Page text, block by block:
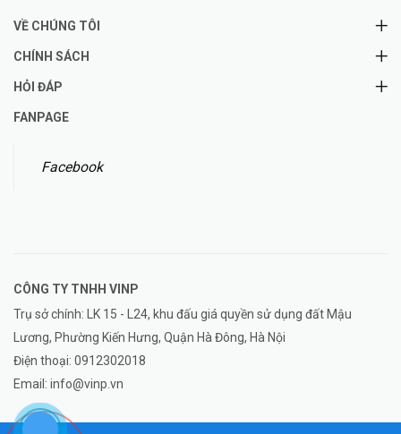
VỀ CHÚNG TÔI
CHÍNH SÁCH
HỎI ĐÁP
FANPAGE
Facebook
CÔNG TY TNHH VINP
Trụ sở chính: LK 15 - L24, khu đấu giá quyền sử dụng đất Mậu
Lương, Phường Kiến Hưng, Quận Hà Đông, Hà Nội
Điện thoại: 0912302018
Email: info@vinp.vn